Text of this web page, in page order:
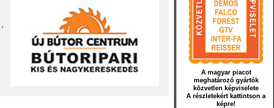
,
A magyar piacot
meghatározó gyártók
közvetlen képviselete
A részletekért kattintson a
képre!